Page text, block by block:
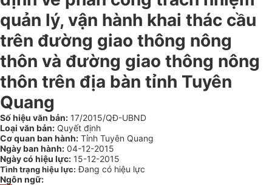
quản lý, vận hành khai thác cầu
trên đường giao thông nông
thôn và đường giao thông nông
thôn trên địa bàn tỉnh Tuyên
Quang
Số hiệu văn bản: 17/2015/QĐ-UBND
Loại văn bản: Quyết định
Cơ quan ban hành: Tỉnh Tuyên Quang
Ngày ban hành: 04-12-2015
Ngày có hiệu lực: 15-12-2015
Tình trạng hiệu lực: Đang có hiệu lực
Ngôn ngữ: